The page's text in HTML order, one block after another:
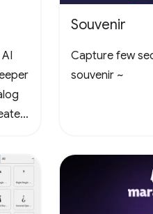
Souvenir
Capture few
souvenir ~